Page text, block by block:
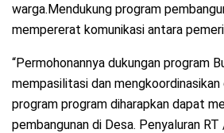
warga.Mendukung program
mempererat komunikasi antara
“Permohonannya dukungan program
mempasilitasi dan mengkoordinasikan
program program diharapkan dapat
pembangunan di Desa. Penyaluran